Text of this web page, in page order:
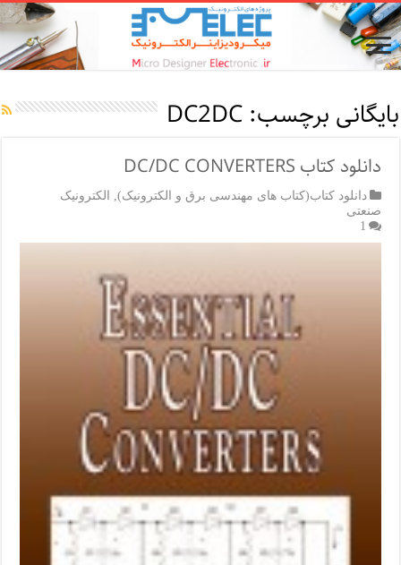
بایگانی برچسب:DC2DC
دانلود کتاب DC/DC CONVERTERS
دانلود کتاب(کتاب های مهندسی برق و الکترونیک) الکترونیک
صنعتی
1